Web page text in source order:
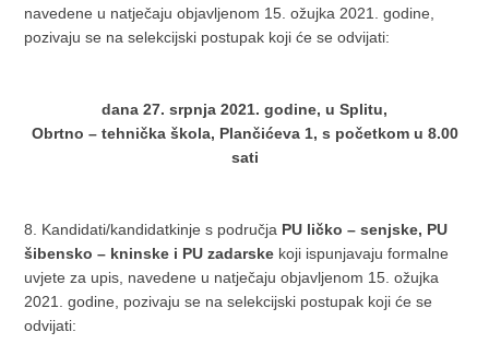
navedene u natječaju objavljenom 15. ožujka 2021. godine,
pozivaju se na selekcijski postupak koji će se odvijati:
dana 27. srpnja 2021. godine, u Splitu,
Obrtno – tehnička škola, Plančićeva 1, s početkom u 8.00
sati
8. Kandidati/kandidatkinje s područja PU ličko – senjske, PU
šibensko – kninske i PU zadarske koji ispunjavaju formalne
uvjete za upis, navedene u natječaju objavljenom 15. ožujka
2021. godine, pozivaju se na selekcijski postupak koji će se
odvijati: